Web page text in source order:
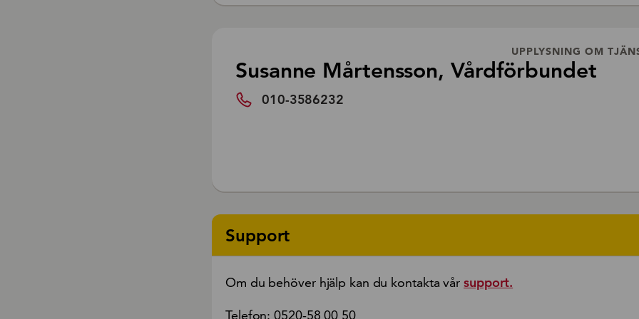
UPPLYSNING OM
Susanne Mårtensson, Vårdförbundet
010-3586232
Support
Om du behöver hjälp kan du kontakta vår support.
Telefon: 0520-58 00 50